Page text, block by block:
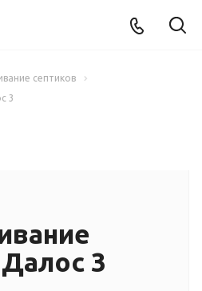
септиков
3
3